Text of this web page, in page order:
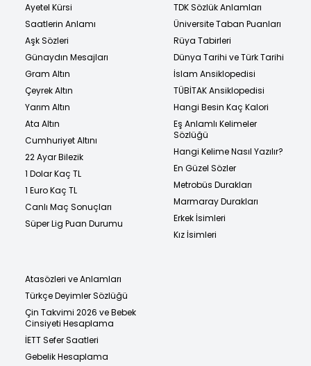
Ayetel Kürsi
Saatlerin Anlamı
Aşk Sözleri
Günaydın Mesajları
Gram Altın
Çeyrek Altın
Yarım Altın
Ata Altın
Cumhuriyet Altını
22 Ayar Bilezik
1 Dolar Kaç TL
1 Euro Kaç TL
Canlı Maç Sonuçları
Süper Lig Puan Durumu
TDK Sözlük Anlamları
Üniversite Taban Puanları
Rüya Tabirleri
Dünya Tarihi ve Türk Tarihi
İslam Ansiklopedisi
TÜBİTAK Ansiklopedisi
Hangi Besin Kaç Kalori
Eş Anlamlı Kelimeler
Sözlüğü
Hangi Kelime Nasıl Yazılır?
En Güzel Sözler
Metrobüs Durakları
Marmaray Durakları
Erkek İsimleri
Kız İsimleri
Atasözleri ve Anlamları
Türkçe Deyimler Sözlüğü
Çin Takvimi 2026 ve Bebek
Cinsiyeti Hesaplama
İETT Sefer Saatleri
Gebelik Hesaplama